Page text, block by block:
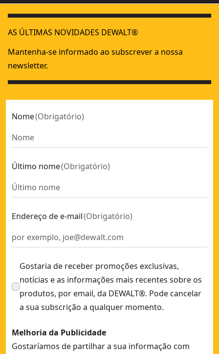
AS ÚLTIMAS NOVIDADES DEWALT®
Mantenha-se informado ao subscrever a nossa
newsletter.
Nome(Obrigatório)
Último nome(Obrigatório)
Endereço de e-mail(Obrigatório)
Gostaria de receber promoções exclusivas,
notícias e as informações mais recentes sobre os
produtos, por email, da DEWALT®. Pode cancelar
a sua subscrição a qualquer momento.
Melhoria da Publicidade
Gostaríamos de partilhar a sua informação com